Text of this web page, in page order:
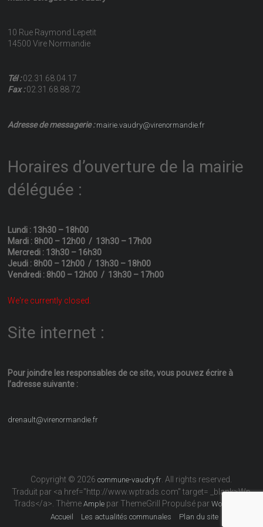
10 Rue Raymond Lepetit
14500 Vire Normandie
Tél :02.31.68.04.17
Fax :02.31.68.88.72
Adresse de messagerie :mairie.vaudry@virenormandie.fr
Horaires d’ouverture de la mairie
déléguée :
Lundi : 13h30 – 18h00
Mardi : 8h00 – 12h00 / 13h30 – 17h00
Mercredi : 13h30 – 16h30
Jeudi : 8h00 – 12h00 / 13h30 – 18h00
Vendredi : 8h00 – 12h00 / 13h30 – 17h00
We're currently closed.
Site internet :
Pour joindre les responsables de ce site, vous pouvez écrire à
l’adresse suivante :
drenault@virenormandie.fr
Copyright © 2026commune-vaudry.fr . All rights reserved.
Traduit par <a href="http://www.wptrads.com" target= _blank>Wp
Trads</a>. ThèmeAmple par ThemeGrill Propulsé parWordPress
Accueil
Les actualités communales Plan du site